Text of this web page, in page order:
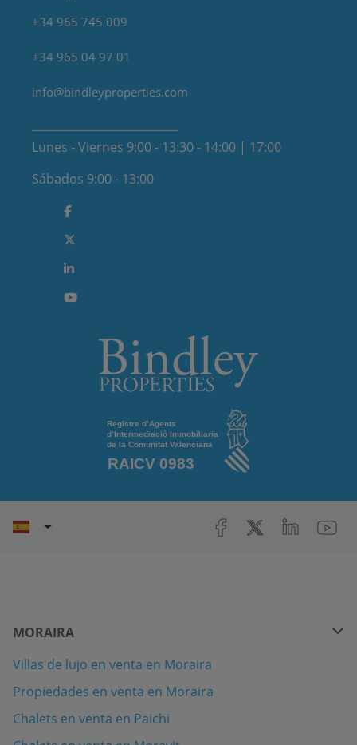
+34 965 745 009
+34 965 04 97 01
info@bindleyproperties.com
Lunes - Viernes 9:00 - 13:30 - 14:00 | 17:00
Sábados 9:00 - 13:00
MORAIRA
Villas de lujo en venta en Moraira
Propiedades en venta en Moraira
Chalets en venta en Paichi